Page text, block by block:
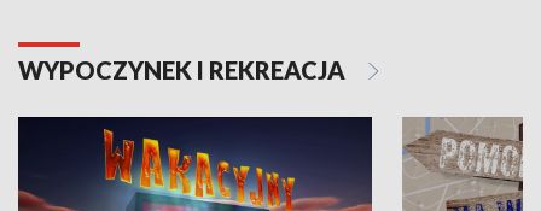
WYPOCZYNEK I REKREACJA